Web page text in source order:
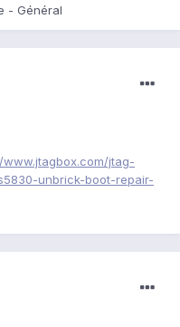
- Général
www.jtagbox.com/jtag-
unbrick-boot-repair-